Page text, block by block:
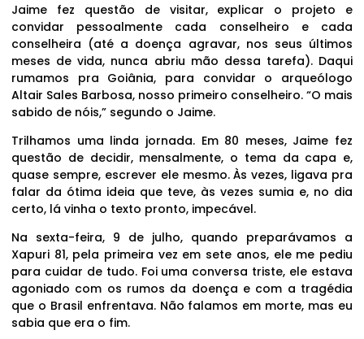
Jaime fez questão de visitar, explicar o projeto e
convidar pessoalmente cada conselheiro e cada
conselheira (até a doença agravar, nos seus últimos
meses de vida, nunca abriu mão dessa tarefa). Daqui
rumamos pra Goiânia, para convidar o arqueólogo
Altair Sales Barbosa, nosso primeiro conselheiro. “O mais
sabido de nóis,” segundo o Jaime.
Trilhamos uma linda jornada. Em 80 meses, Jaime fez
questão de decidir, mensalmente, o tema da capa e,
quase sempre, escrever ele mesmo. Às vezes, ligava pra
falar da ótima ideia que teve, às vezes sumia e, no dia
certo, lá vinha o texto pronto, impecável.
Na sexta-feira, 9 de julho, quando preparávamos a
Xapuri 81, pela primeira vez em sete anos, ele me pediu
para cuidar de tudo. Foi uma conversa triste, ele estava
agoniado com os rumos da doença e com a tragédia
que o Brasil enfrentava. Não falamos em morte, mas eu
sabia que era o fim.